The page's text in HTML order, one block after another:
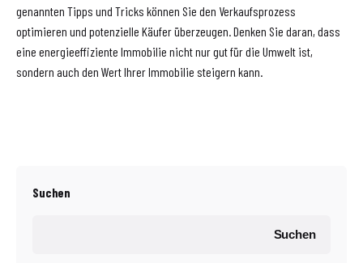
genannten Tipps und Tricks können Sie den Verkaufsprozess
optimieren und potenzielle Käufer überzeugen. Denken Sie daran, dass
eine energieeffiziente Immobilie nicht nur gut für die Umwelt ist,
sondern auch den Wert Ihrer Immobilie steigern kann.
Suchen
Suchen